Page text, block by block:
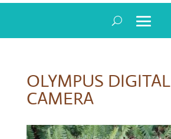
OLYMPUS DIGITAL
CAMERA